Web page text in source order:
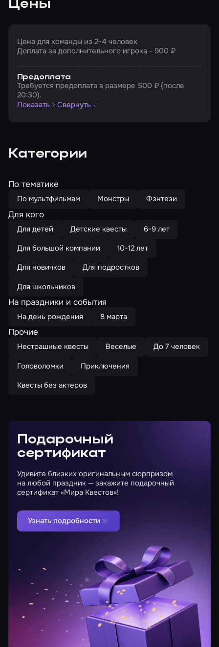
Цены
Цена для команды из 2-4 человек
Доплата за дополнительного игрока - 900 ₽
Предоплата
Требуется предоплата в размере 500 ₽ (после
20:30).
Показать
Свернуть
Категории
По тематике
По мультфильмам Монстры Фэнтези
Для кого
Для детей Детские квесты
6-9 лет
Для большой компании
10-12 лет
Для новичков
Для подростков
Для школьников
На праздники и события
На день рождения 8 марта
Прочие
Нестрашные квесты Веселые
До 7 человек
Головоломки
Приключения
Квесты без актеров
Подарочный
сертификат
Удивите близких оригинальным сюрпризом
на любой праздник — закажите подарочный
сертификат «Мира Квестов»!
Узнать подробности